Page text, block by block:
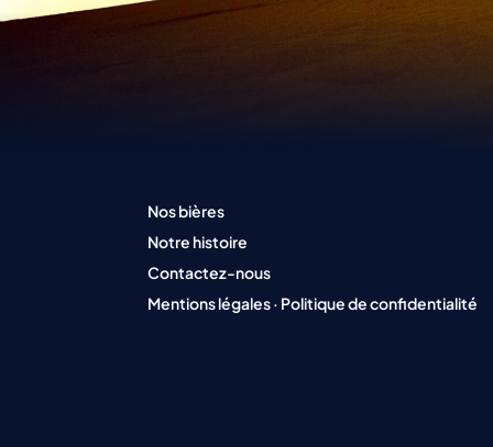
Nos bières
Notre histoire
Contactez-nous
Mentions légales· Politique de confidentialité